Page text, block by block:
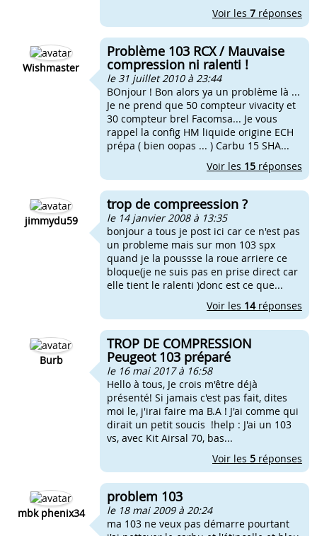
Voir les 7 réponses
Wishmaster
Problème 103 RCX / Mauvaise
compression ni ralenti !
le 31 juillet 2010 à 23:44
BOnjour ! Bon alors ya un problème là ...
Je ne prend que 50 compteur vivacity et
30 compteur brel Facomsa... Je vous
rappel la config HM liquide origine ECH
prépa ( bien oopas ... ) Carbu 15 SHA...
Voir les 15 réponses
jimmydu59
trop de compreession ?
le 14 janvier 2008 à 13:35
bonjour a tous je post ici car ce n'est pas
un probleme mais sur mon 103 spx
quand je la poussse la roue arriere ce
bloque(je ne suis pas en prise direct car
elle tient le ralenti )donc est ce que...
Voir les 14réponses
Burb
TROP DE COMPRESSION
Peugeot 103 préparé
le 16 mai 2017 à 16:58
Hello à tous, Je crois m'être déjà
présenté! Si jamais c'est pas fait, dites
moi le, j'irai faire ma B.A ! J'ai comme qui
dirait un petit soucis !help : J'ai un 103
vs, avec Kit Airsal 70, bas...
Voir les 5 réponses
mbk phenix34
problem 103
le 18 mai 2009 à 20:24
ma 103 ne veux pas démarre pourtant